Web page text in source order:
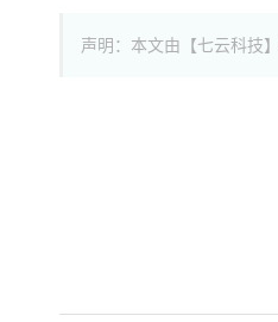
声明：本文由【七云科技